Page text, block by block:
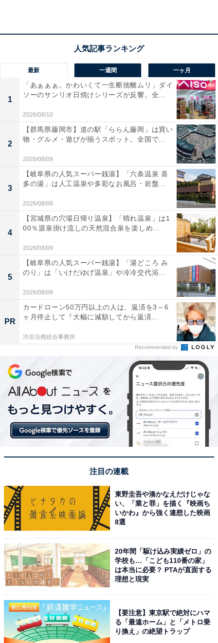
「道の駅『かみゆうべつ温泉チューリップの
湯』」の口コミは？
「道の駅『かみゆうべつ温泉チューリップの湯』」には
以下のような口コミが寄せられています。
和風と洋風で異なる雰囲気を楽しめる大浴場は開放
感があり、露天風呂やジャグジーなど多彩な浴槽で
新しく導入されたフィンランド製のオートロウリュ
式サウナが非常に心地よく、水風呂とあわせて本格
的なサウナ体験ができます。
道の駅に併設されているためドライブの休憩に立ち
寄りやすく、広々とした休憩室や地元の新鮮な食材
を使った料理が楽しめる食事処があり、館内が清潔
で快適に過ごせる。
アクセス・料金情報は？ 泊まれる？
最新 一週間 一ヶ月
1
「あぁぁぁ。かわいくて一生断捨離ムリ」ダイ
ソーのサンリオ日焼けシリーズが反響。全...
2026/08/10
2
【群馬県藤岡市】道の駅「ららん藤岡」は買い
物・グルメ・遊びが揃うスポット。全国で...
2026/08/09
3
【岐阜県の人気スーパー銭湯】「六条温泉 喜
多の湯」は人工温泉や多彩なお風呂・岩盤...
2026/08/09
4
【宮城県の穴場日帰り温泉】「晴れ温泉」は1
00％源泉掛け流しの天然混合泉を楽しめ...
2026/08/09
5
【岐阜県の人気スーパー銭湯】「湯どころ み
のり」は「いけだゆげ温泉」や冷冷交代浴...
2026/08/09
PR
カードローン50万円以上の人は、返済を3～6
ヶ月停止して『大幅に減額してから返済...
渋谷法務総合事務所
Recommended by
注目の連載
東野圭吾や湊かなえだけじゃな
い、「業と罪」を描く『映画ち
いかわ』から強く連想した映画
8選
20年間「駆け込み実績ゼロ」の
学校も…「こども110番の家」
は本当に必要？ PTAが直面する
理想と現実
【要注意】東京駅で絶対にハマ
る「最遠ホーム」と「メトロ乗
り換え」の絶望トラップ